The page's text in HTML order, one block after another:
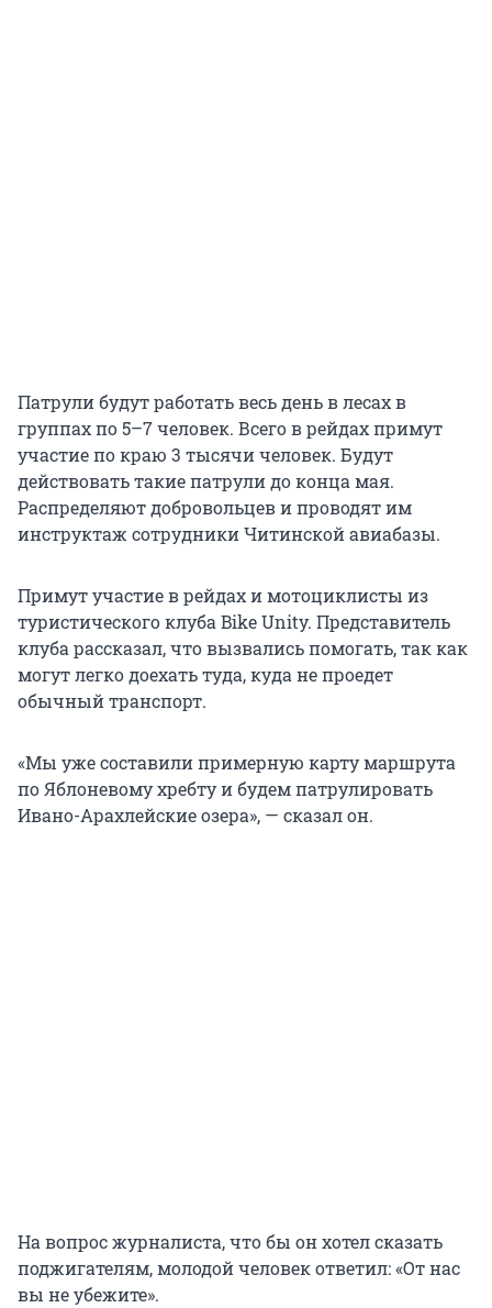
Патрули будут работать весь день в лесах в
группах по 5–7 человек. Всего в рейдах примут
участие по краю 3 тысячи человек. Будут
действовать такие патрули до конца мая.
Распределяют добровольцев и проводят им
инструктаж сотрудники Читинской авиабазы.
Примут участие в рейдах и мотоциклисты из
туристического клуба Bike Unity. Представитель
клуба рассказал, что вызвались помогать, так как
могут легко доехать туда, куда не проедет
обычный транспорт.
«Мы уже составили примерную карту маршрута
по Яблоневому хребту и будем патрулировать
Ивано-Арахлейские озера», — сказал он.
На вопрос журналиста, что бы он хотел сказать
поджигателям, молодой человек ответил: «От нас
вы не убежите».